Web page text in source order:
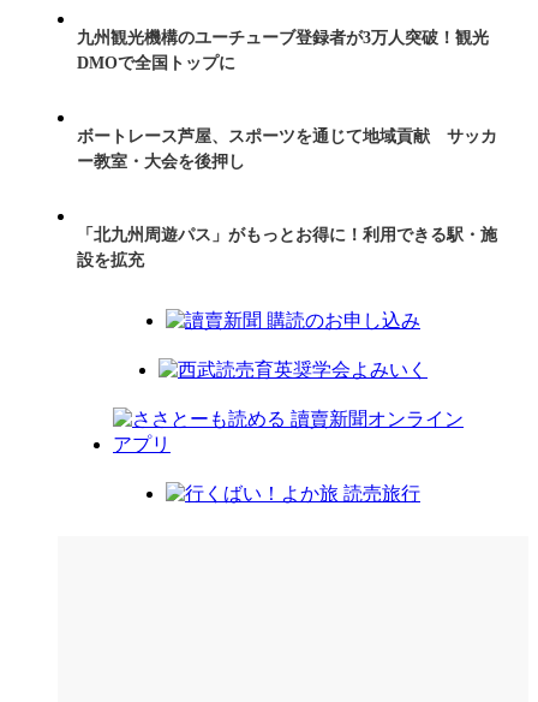
九州観光機構のユーチューブ登録者が3万人突破！観光
DMOで全国トップに
ボートレース芦屋、スポーツを通じて地域貢献 サッカ
ー教室・大会を後押し
「北九州周遊パス」がもっとお得に！利用できる駅・施
設を拡充